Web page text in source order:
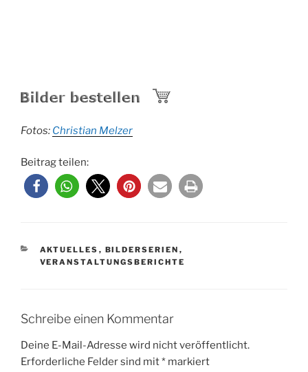
Fotos: Christian Melzer
Beitrag teilen:
KATEGORIEN
AKTUELLES , BILDERSERIEN ,
VERANSTALTUNGSBERICHTE
Schreibe einen Kommentar
Deine E-Mail-Adresse wird nicht veröffentlicht.
Erforderliche Felder sind mit* markiert